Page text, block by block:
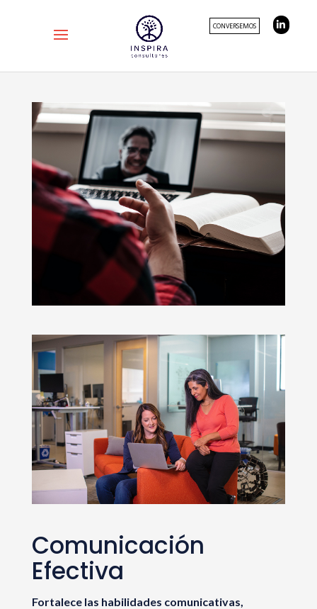
CONVERSEMOS
Comunicación
Efectiva
Fortalece las habilidades comunicativas,